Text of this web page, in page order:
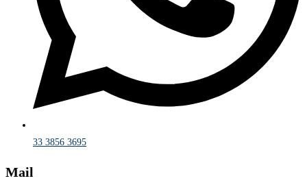
33 3856 3695
Mail